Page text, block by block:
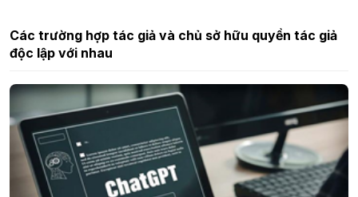
Các trường hợp tác giả và chủ sở hữu quyền tác giả
độc lập với nhau